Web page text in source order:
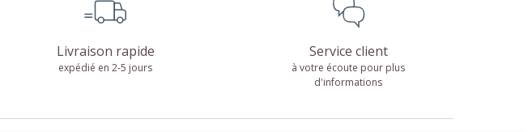
Livraison rapide
expédié en 2-5 jours
Service client
à votre écoute pour plus
d'informations